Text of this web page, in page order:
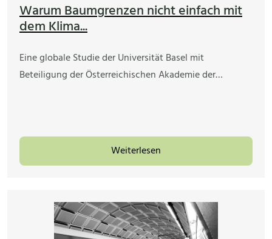
Warum Baumgrenzen nicht einfach mit
dem Klima...
Eine globale Studie der Universität Basel mit
Beteiligung der Österreichischen Akademie der…
Weiterlesen